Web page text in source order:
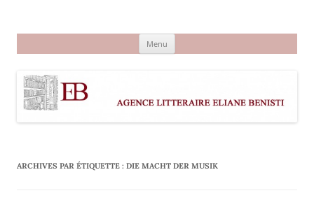
Menu
ARCHIVES PAR ÉTIQUETTE : DIE MACHT DER MUSIK